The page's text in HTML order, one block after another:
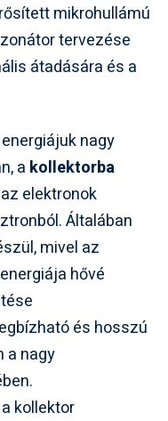
mikrohullámú
tervezése
átadására és a
nagy
a kollektorba
elektronok
Általában
mivel az
hővé
és hosszú
a nagy
kollektor